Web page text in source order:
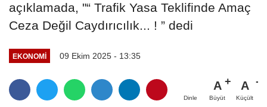
açıklamada, "“ Trafik Yasa Teklifinde Amaç
Ceza Değil Caydırıcılık... ! ” dedi
EKONOMI 09 Ekim 2025 - 13:35
Dinle
A
Büyüt
A
Küçült